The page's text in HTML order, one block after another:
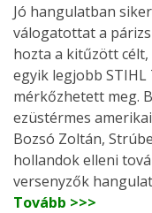
Jó hangulatban
válogatottat a
hozta a kitűzött
egyik legjobb
mérkőzhetett meg.
ezüstérmes
Bozsó Zoltán,
hollandok elleni
versenyzők
Tovább >>>